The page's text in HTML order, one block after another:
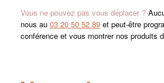
Vous ne pouvez pas vous déplacer ?
nous au 03 20 50 52 89 et peut-être
conférence et vous montrer nos produits